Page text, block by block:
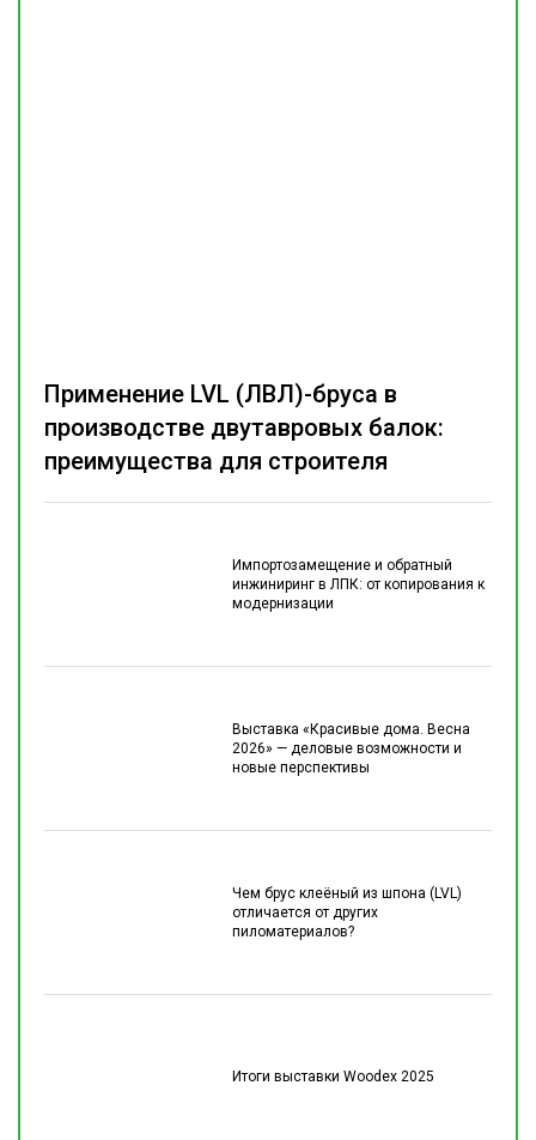
Импортозамещение и обратный
инжиниринг в ЛПК: от копирования к
модернизации
Выставка «Красивые дома. Весна
2026» — деловые возможности и
новые перспективы
Чем брус клеёный из шпона (LVL)
отличается от других
пиломатериалов?
Итоги выставки Woodex 2025
Применение LVL (ЛВЛ)-бруса в
производстве двутавровых балок:
преимущества для строителя